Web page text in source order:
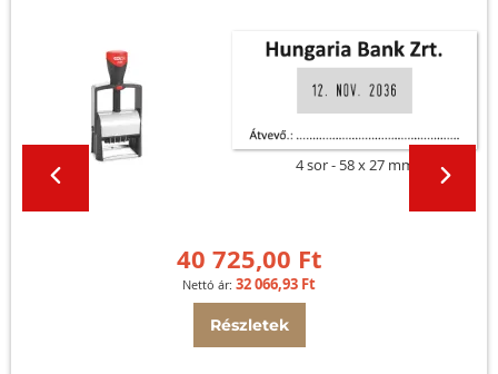
4 sor 58 x 27 mm
40 725,00 Ft
32 066,93 Ft
Részletek